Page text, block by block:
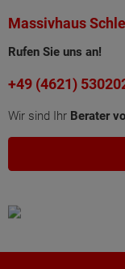
Massivhaus
Rufen Sie uns an!
+49 (4621)
Wir sind Ihr Berater